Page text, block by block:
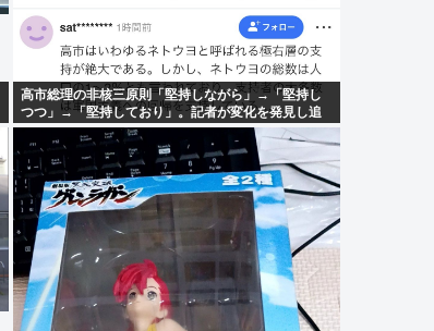
高市総理の非核三原則「堅持しながら」→「堅持し
つつ」→「堅持しており」。記者が変化を発見し追
及